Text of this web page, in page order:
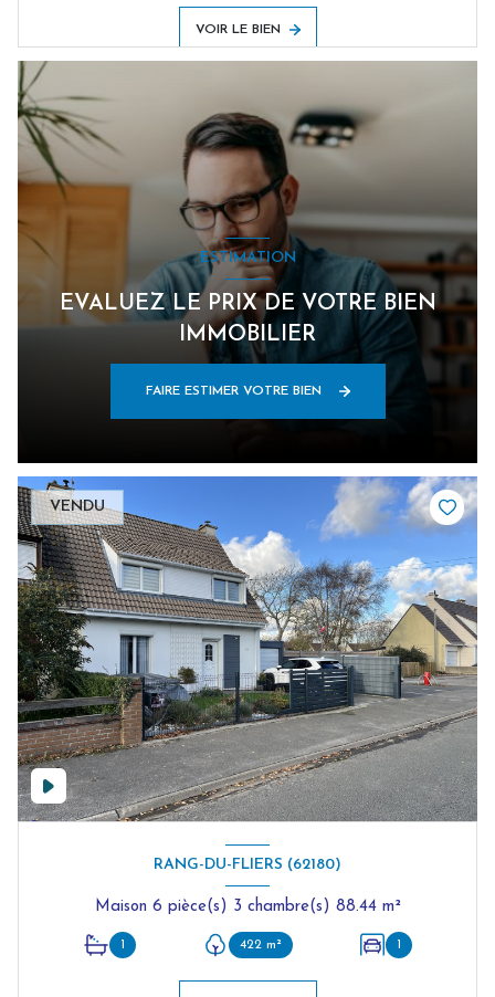
VOIR LE BIEN
ESTIMATION
EVALUEZ LE PRIX DE VOTRE BIEN
IMMOBILIER
FAIRE ESTIMER VOTRE BIEN
VENDU
RANG-DU-FLIERS (62180)
Maison 6 pièce(s) 3 chambre(s) 88.44 m²
1 422 m² 1